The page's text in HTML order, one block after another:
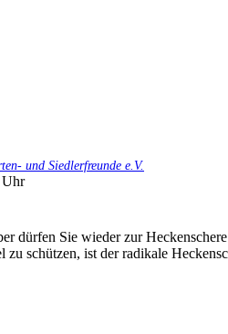
und Siedlerfreunde e.V.
Uhr
dürfen Sie wieder zur
zu schützen, ist der radikale